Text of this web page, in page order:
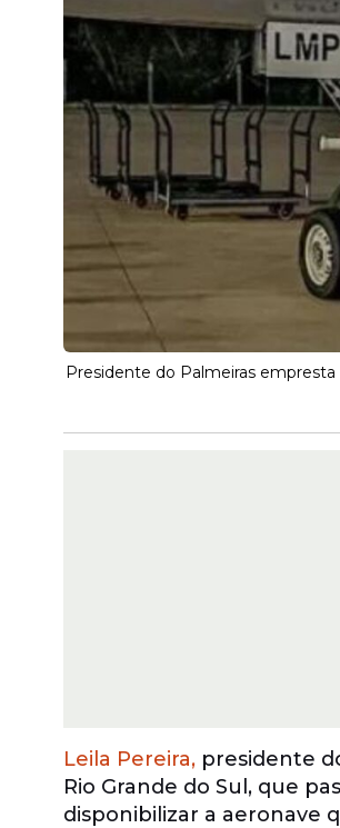
Presidente do Palmeiras
Leila Pereira, presidente
Rio Grande do Sul, que
disponibilizar a aeronave